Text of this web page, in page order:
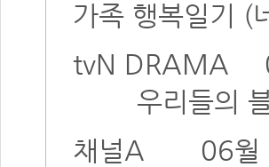
가족 행복일기 (
tvN DRAMA
우리들의
채널A
06월